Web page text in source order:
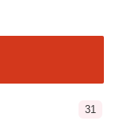
31